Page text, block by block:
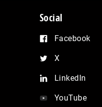
Social
Facebook
X
LinkedIn
YouTube